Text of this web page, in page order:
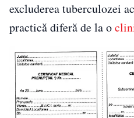
excluderea tuberculozei
practică diferă de la o